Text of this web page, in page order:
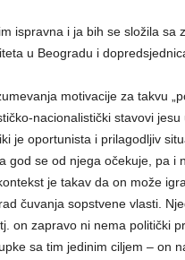
ispravna i ja bih se složila sa
u Beogradu i
motivacije za takvu
nacionalistički stavovi
je oportunista i prilagodljiv
god se od njega očekuje, pa i
je takav da on može
čuvanja sopstvene vlasti.
on zapravo ni nema politički
sa tim jedinim ciljem – on